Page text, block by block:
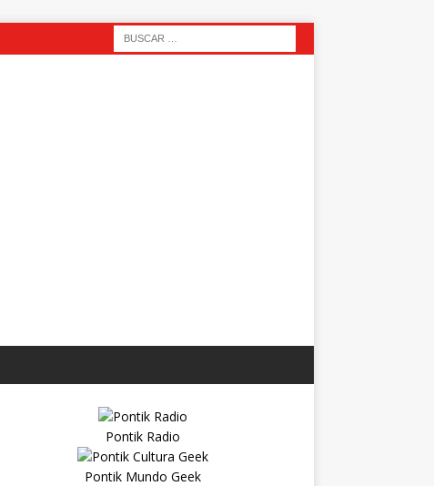
Pontik Radio
Pontik Mundo Geek